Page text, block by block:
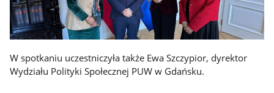
W spotkaniu uczestniczyła także Ewa Szczypior, dyrektor
Wydziału Polityki Społecznej PUW w Gdańsku.